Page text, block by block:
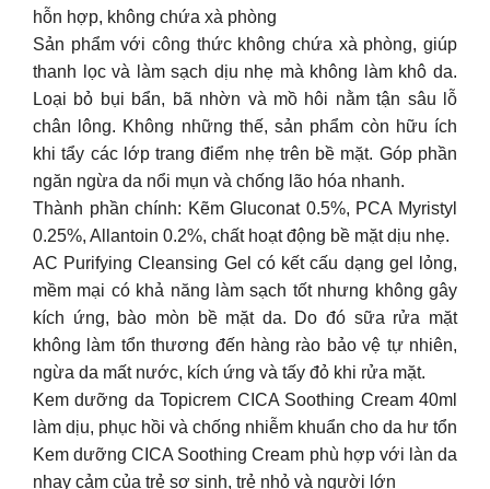
hỗn hợp, không chứa xà phòng
Sản phẩm với công thức không chứa xà phòng, giúp
thanh lọc và làm sạch dịu nhẹ mà không làm khô da.
Loại bỏ bụi bẩn, bã nhờn và mồ hôi nằm tận sâu lỗ
chân lông. Không những thế, sản phẩm còn hữu ích
khi tẩy các lớp trang điểm nhẹ trên bề mặt. Góp phần
ngăn ngừa da nổi mụn và chống lão hóa nhanh.
Thành phần chính: Kẽm Gluconat 0.5%, PCA Myristyl
0.25%, Allantoin 0.2%, chất hoạt động bề mặt dịu nhẹ.
AC Purifying Cleansing Gel có kết cấu dạng gel lỏng,
mềm mại có khả năng làm sạch tốt nhưng không gây
kích ứng, bào mòn bề mặt da. Do đó sữa rửa mặt
không làm tổn thương đến hàng rào bảo vệ tự nhiên,
ngừa da mất nước, kích ứng và tấy đỏ khi rửa mặt.
Kem dưỡng da Topicrem CICA Soothing Cream 40ml
làm dịu, phục hồi và chống nhiễm khuẩn cho da hư tổn
Kem dưỡng CICA Soothing Cream phù hợp với làn da
nhạy cảm của trẻ sơ sinh, trẻ nhỏ và người lớn